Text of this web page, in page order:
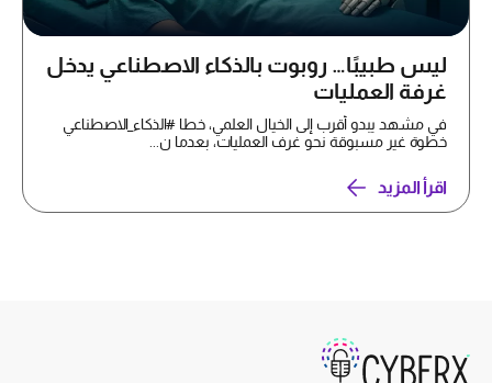
ليس طبيبًا… روبوت بالذكاء الاصطناعي يدخل
غرفة العمليات
في مشهد يبدو أقرب إلى الخيال العلمي، خطا #الذكاء_الاصطناعي
خطوة غير مسبوقة نحو غرف العمليات، بعدما ن...
اقرأ المزيد